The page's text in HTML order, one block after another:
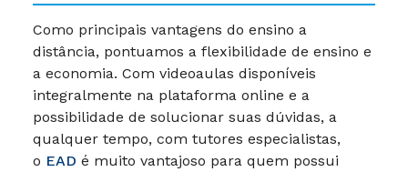
Como principais vantagens do ensino a
distância, pontuamos a flexibilidade de ensino e
a economia. Com videoaulas disponíveis
integralmente na plataforma online e a
possibilidade de solucionar suas dúvidas, a
qualquer tempo, com tutores especialistas,
o EAD é muito vantajoso para quem possui